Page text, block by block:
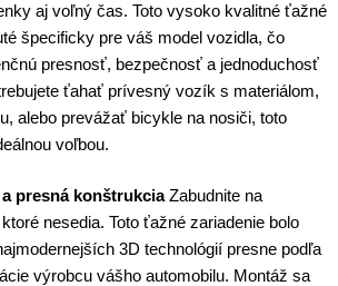
aj voľný čas. Toto vysoko kvalitné ťažné
špecificky pre váš model vozidla, čo
presnosť, bezpečnosť a jednoduchosť
ťahať prívesný vozík s materiálom,
alebo prevážať bicykle na nosiči, toto
voľbou.
presná konštrukciaZabudnite na
nesedia. Toto ťažné zariadenie bolo
3D technológií presne podľa
výrobcu vášho automobilu. Montáž sa